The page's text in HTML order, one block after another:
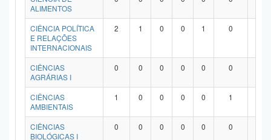
ALIMENTOS
CIÊNCIA POLÍTICA
E RELAÇÕES
INTERNACIONAIS
2 1 0 0 1 0
CIÊNCIAS
AGRÁRIAS I
0 0 0 0 0 0
CIÊNCIAS
AMBIENTAIS
1 0 0 0 0 1
CIÊNCIAS
BIOLÓGICAS I
0 0 0 0 0 0